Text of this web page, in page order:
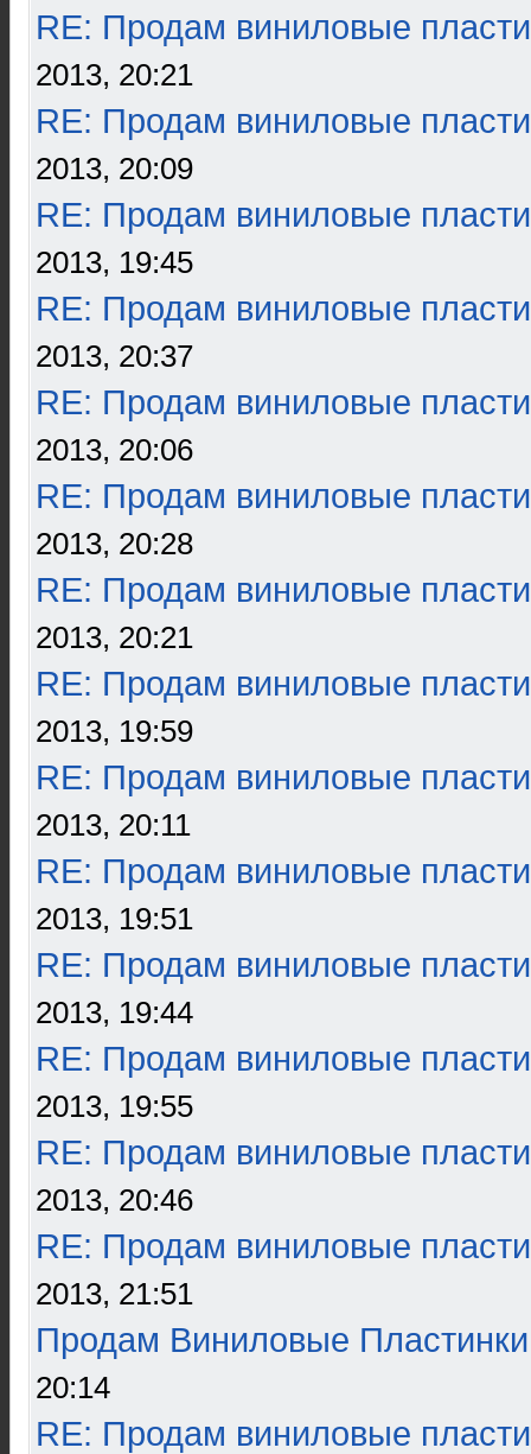
RE: Продам виниловые
2013, 20:21
RE: Продам виниловые
2013, 20:09
RE: Продам виниловые
2013, 19:45
RE: Продам виниловые
2013, 20:37
RE: Продам виниловые
2013, 20:06
RE: Продам виниловые
2013, 20:28
RE: Продам виниловые
2013, 20:21
RE: Продам виниловые
2013, 19:59
RE: Продам виниловые
2013, 20:11
RE: Продам виниловые
2013, 19:51
RE: Продам виниловые
2013, 19:44
RE: Продам виниловые
2013, 19:55
RE: Продам виниловые
2013, 20:46
RE: Продам виниловые
2013, 21:51
Продам Виниловые Пластинки
20:14
RE: Продам виниловые